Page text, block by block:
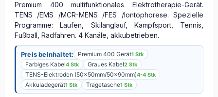
Premium 400 multifunktionales Elektrotherapie-Gerät.
TENS /EMS /MCR-MENS /FES /Iontophorese. Spezielle
Programme: Laufen, Skilanglauf, Kampfsport, Tennis,
Fußball, Radfahren. 4 Kanäle, akkubetrieben.
Preis beinhaltet: Premium 400 Gerät1 Stk
Farbiges Kabel4 Stk Graues Kabel2 Stk
TENS-Elektroden (50x50mm/50x90mm)4-4 Stk
Akkuladegerät1 Stk Tragetasche1 Stk